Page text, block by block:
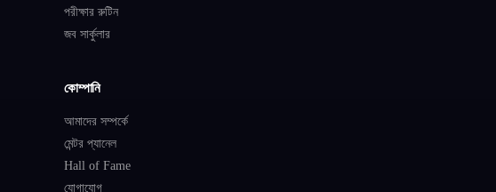
পরীক্ষার রুটিন
জব সার্কুলার
কোম্পানি
আমাদের সম্পর্কে
মেন্টর প্যানেল
Hall of Fame
যোগাযোগ